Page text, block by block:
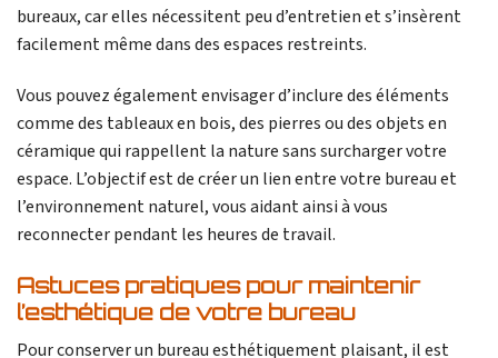
bureaux, car elles nécessitent peu d’entretien et s’insèrent
facilement même dans des espaces restreints.
Vous pouvez également envisager d’inclure des éléments
comme des tableaux en bois, des pierres ou des objets en
céramique qui rappellent la nature sans surcharger votre
espace. L’objectif est de créer un lien entre votre bureau et
l’environnement naturel, vous aidant ainsi à vous
reconnecter pendant les heures de travail.
Astuces pratiques pour maintenir
l’esthétique de votre bureau
Pour conserver un bureau esthétiquement plaisant, il est